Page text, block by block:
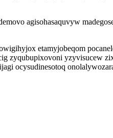
agisohasaquvyw
etamyjobeqom
zyqubupixovoni yzyvisucew
ocysudinesotoq